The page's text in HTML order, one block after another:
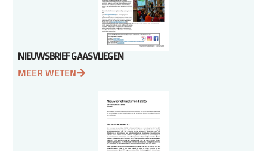
NIEUWSBRIEF GAASVLIEGEN
MEER WETEN